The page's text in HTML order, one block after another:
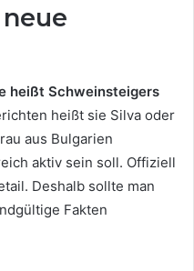
heißt Schweinsteigers
heißt sie Silva oder
aus Bulgarien
aktiv sein soll. Offiziell
Deshalb sollte man
Fakten